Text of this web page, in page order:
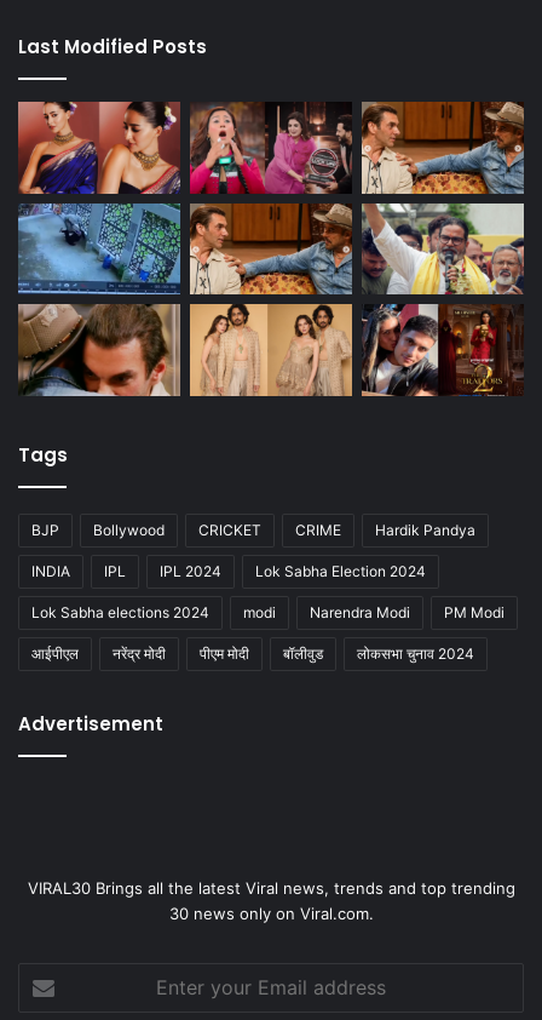
Last Modified Posts
Tags
BJP Bollywood CRICKET CRIME Hardik Pandya
INDIA IPL IPL 2024 Lok Sabha Election 2024
Lok Sabha elections 2024 modi Narendra Modi PM Modi
आईपीएल नरेंद्र मोदी पीएम मोदी बॉलीवुड लोकसभा चुनाव 2024
Advertisement
VIRAL30 Brings all the latest Viral news, trends and top trending
30 news only on Viral.com.
your